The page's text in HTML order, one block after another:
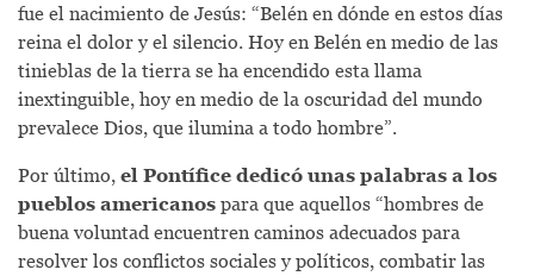
fue el nacimiento de Jesús: “Belén en dónde en estos días
reina el dolor y el silencio. Hoy en Belén en medio de las
tinieblas de la tierra se ha encendido esta llama
inextinguible, hoy en medio de la oscuridad del mundo
prevalece Dios, que ilumina a todo hombre”.
Por último, el Pontífice dedicó unas palabras a los
pueblos americanos para que aquellos “hombres de
buena voluntad encuentren caminos adecuados para
resolver los conflictos sociales y políticos, combatir las